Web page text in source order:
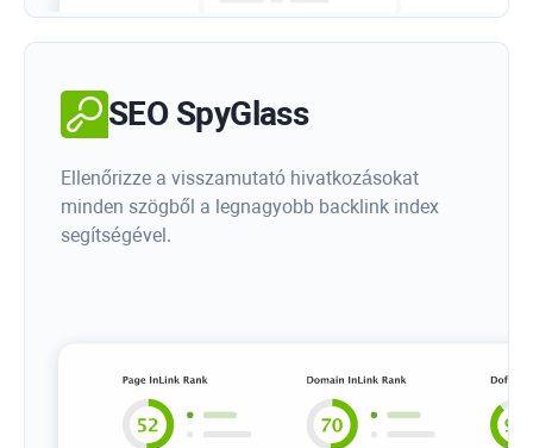
SEO SpyGlass
Ellenőrizze a visszamutató hivatkozásokat
minden szögből a legnagyobb backlink index
segítségével.